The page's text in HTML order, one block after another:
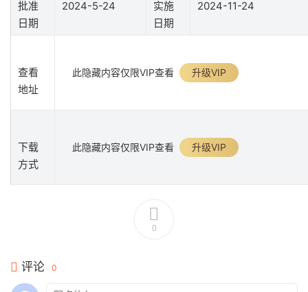
批准
日期
2024-5-24
实施
日期
2024-11-24
查看
地址
此隐藏内容仅限VIP查看 升级VIP
下载
方式
此隐藏内容仅限VIP查看 升级VIP
0
评论 0